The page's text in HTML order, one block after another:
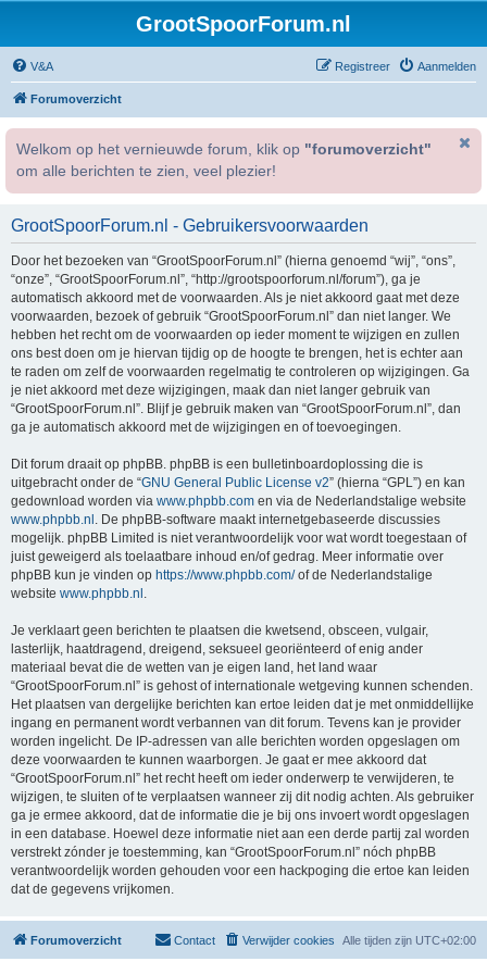
GrootSpoorForum.nl
V&A Aanmelden
Registreer
Forumoverzicht
Welkom op het vernieuwde forum, klik op "forumoverzicht"
om alle berichten te zien, veel plezier!
GrootSpoorForum.nl - Gebruikersvoorwaarden
Door het bezoeken van “GrootSpoorForum.nl” (hierna genoemd “wij”, “ons”,
“onze”, “GrootSpoorForum.nl”, “http://grootspoorforum.nl/forum”), ga je
automatisch akkoord met de voorwaarden. Als je niet akkoord gaat met deze
voorwaarden, bezoek of gebruik “GrootSpoorForum.nl” dan niet langer. We
hebben het recht om de voorwaarden op ieder moment te wijzigen en zullen
ons best doen om je hiervan tijdig op de hoogte te brengen, het is echter aan
te raden om zelf de voorwaarden regelmatig te controleren op wijzigingen. Ga
je niet akkoord met deze wijzigingen, maak dan niet langer gebruik van
“GrootSpoorForum.nl”. Blijf je gebruik maken van “GrootSpoorForum.nl”, dan
ga je automatisch akkoord met de wijzigingen en of toevoegingen.
Dit forum draait op phpBB. phpBB is een bulletinboardoplossing die is
uitgebracht onder de “GNU General Public License v2” (hierna “GPL”) en kan
gedownload worden via www.phpbb.com en via de Nederlandstalige website
www.phpbb.nl . De phpBB-software maakt internetgebaseerde discussies
mogelijk. phpBB Limited is niet verantwoordelijk voor wat wordt toegestaan of
juist geweigerd als toelaatbare inhoud en/of gedrag. Meer informatie over
phpBB kun je vinden op https://www.phpbb.com/of de Nederlandstalige
website www.phpbb.nl .
Je verklaart geen berichten te plaatsen die kwetsend, obsceen, vulgair,
lasterlijk, haatdragend, dreigend, seksueel georiënteerd of enig ander
materiaal bevat die de wetten van je eigen land, het land waar
“GrootSpoorForum.nl” is gehost of internationale wetgeving kunnen schenden.
Het plaatsen van dergelijke berichten kan ertoe leiden dat je met onmiddellijke
ingang en permanent wordt verbannen van dit forum. Tevens kan je provider
worden ingelicht. De IP-adressen van alle berichten worden opgeslagen om
deze voorwaarden te kunnen waarborgen. Je gaat er mee akkoord dat
“GrootSpoorForum.nl” het recht heeft om ieder onderwerp te verwijderen, te
wijzigen, te sluiten of te verplaatsen wanneer zij dit nodig achten. Als gebruiker
ga je ermee akkoord, dat de informatie die je bij ons invoert wordt opgeslagen
in een database. Hoewel deze informatie niet aan een derde partij zal worden
verstrekt zónder je toestemming, kan “GrootSpoorForum.nl” nóch phpBB
verantwoordelijk worden gehouden voor een hackpoging die ertoe kan leiden
dat de gegevens vrijkomen.
Forumoverzicht Alle tijden zijn UTC+02:00
Verwijder cookies
Contact